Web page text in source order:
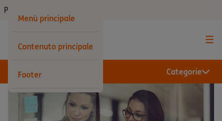
Menù principale
Contenuto principale
Footer
Privati
Categorie